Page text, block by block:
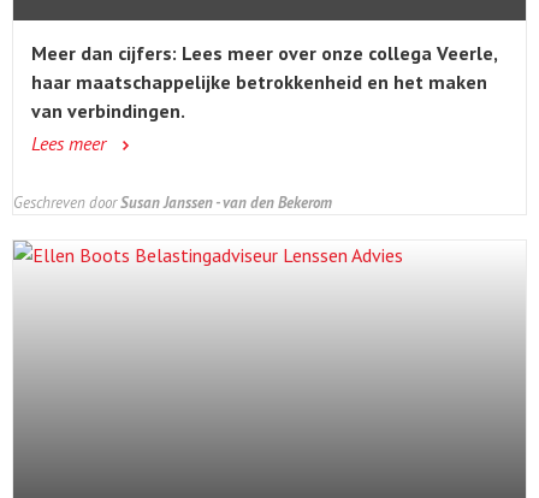
Meer dan cijfers: Lees meer over onze collega Veerle,
haar maatschappelijke betrokkenheid en het maken
van verbindingen.
Lees meer
Geschreven doorSusan Janssen - van den Bekerom